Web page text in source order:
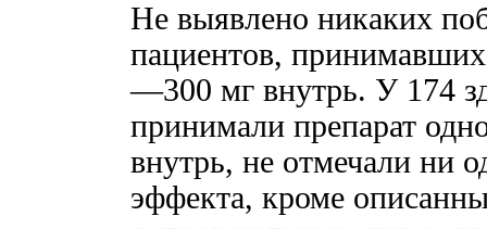
Не выявлено никаких
пациентов, принимавших
—300 мг внутрь. У 174
принимали препарат
внутрь, не отмечали ни
эффекта, кроме